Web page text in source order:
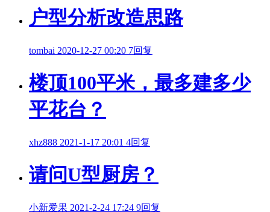
户型分析改造思路
tombai 2020-12-27 00:20 7回复
楼顶100平米，最多建多少
平花台？
xhz888 2021-1-17 20:01 4回复
请问U型厨房？
小新爱果 2021-2-24 17:24 9回复